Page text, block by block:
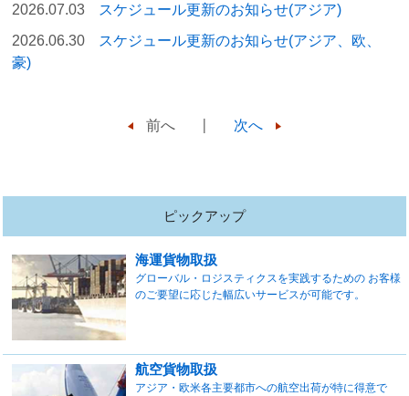
2026.07.03
スケジュール更新のお知らせ(アジア)
2026.06.30
スケジュール更新のお知らせ(アジア、欧、
豪)
前へ 次へ
ピックアップ
海運貨物取扱
グローバル・ロジスティクスを実践するための お客様
のご要望に応じた幅広いサービスが可能です。
航空貨物取扱
アジア・欧米各主要都市への航空出荷が特に得意で